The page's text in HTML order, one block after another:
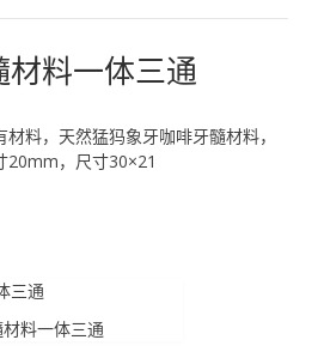
料一体三通
料，天然猛犸象牙咖啡牙髓材料，
20mm，尺寸30×21
料一体三通